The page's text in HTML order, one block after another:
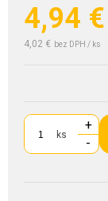
4,94 €
4,02 € bez DPH / ks
ks
+
-